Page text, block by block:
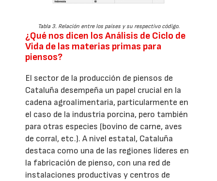
Tabla 3. Relación entre los países y su respectivo código.
¿Qué nos dicen los Análisis de Ciclo de
Vida de las materias primas para
piensos?
El sector de la producción de piensos de
Cataluña desempeña un papel crucial en la
cadena agroalimentaria, particularmente en
el caso de la industria porcina, pero también
para otras especies (bovino de carne, aves
de corral, etc.). A nivel estatal, Cataluña
destaca como una de las regiones líderes en
la fabricación de pienso, con una red de
instalaciones productivas y centros de